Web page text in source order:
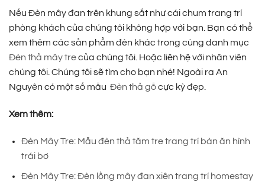
Nếu Đèn mây đan trên khung sắt như cái chum trang trí
phòng khách của chúng tôi không hợp với bạn. Bạn có thể
xem thêm các sản phẩm đèn khác trong cùng danh mục
Đèn thả mây trecủa chúng tôi. Hoặc liên hệ với nhân viên
chúng tôi. Chúng tôi sẽ tìm cho bạn nhé! Ngoài ra An
Nguyên có một số mẫu Đèn thả gỗcực kỳ đẹp.
Xem thêm:
Đèn Mây Tre: Mẫu đèn thả tăm tre trang trí bàn ăn hình
trái bơ
Đèn Mây Tre: Đèn lồng mây đan xiên trang trí homestay